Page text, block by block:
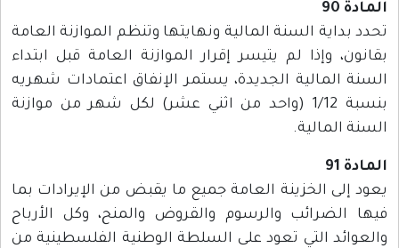
المادة 90
تحدد بداية السنة المالية ونهايتها وتنظم الموازنة العامة
بقانون، وإذا لم يتيسر إقرار الموازنة العامة قبل ابتداء
السنة المالية الجديدة، يستمر الإنفاق اعتمادات شهريه
بنسبة 1/12 (واحد من اثني عشر) لكل شهر من موازنة
السنة المالية.
المادة 91
يعود إلى الخزينة العامة جميع ما يقبض من الإيرادات بما
فيها الضرائب والرسوم والقروض والمنح، وكل الأرباح
والعوائد التي تعود على السلطة الوطنية الفلسطينية من